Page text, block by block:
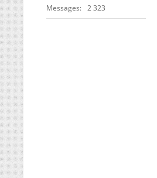
Messages 2 323